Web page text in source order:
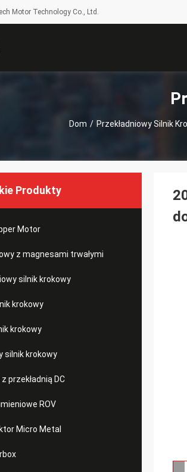
Motor Technology Co., Ltd.
Dom / Przekładniowy Silnik
Produkty
Motor
z magnesami trwałymi
silnik krokowy
krokowy
krokowy
silnik krokowy
z przekładnią DC
ROV
Micro Metal